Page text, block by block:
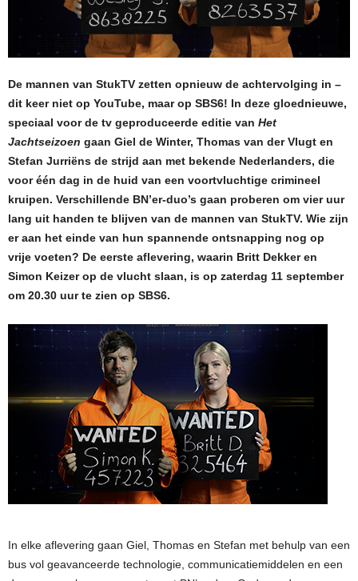
De mannen van StukTV zetten opnieuw de achtervolging in –
dit keer niet op YouTube, maar op SBS6! In deze gloednieuwe,
speciaal voor de tv geproduceerde editie van Het
Jachtseizoen gaan Giel de Winter, Thomas van der Vlugt en
Stefan Jurriëns de strijd aan met bekende Nederlanders, die
voor één dag in de huid van een voortvluchtige crimineel
kruipen. Verschillende BN’er-duo’s gaan proberen om vier uur
lang uit handen te blijven van de mannen van StukTV. Wie zijn
er aan het einde van hun spannende ontsnapping nog op
vrije voeten? De eerste aflevering, waarin Britt Dekker en
Simon Keizer op de vlucht slaan, is op zaterdag 11 september
om 20.30 uur te zien op SBS6.
In elke aflevering gaan Giel, Thomas en Stefan met behulp van een
bus vol geavanceerde technologie, communicatiemiddelen en een